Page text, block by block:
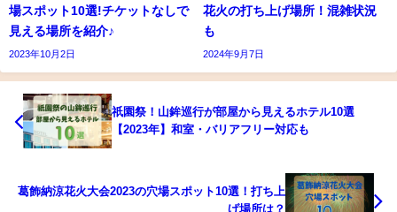
場スポット10選!チケットなしで
見える場所を紹介♪
2023年10月2日
花火の打ち上げ場所！混雑状況
も
2024年9月7日
祇園祭！山鉾巡行が部屋から見えるホテル10選
【2023年】和室・バリアフリー対応も
葛飾納涼花火大会2023の穴場スポット10選！打ち上
げ場所は？